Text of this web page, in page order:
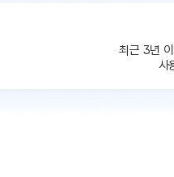
최근 3년
사